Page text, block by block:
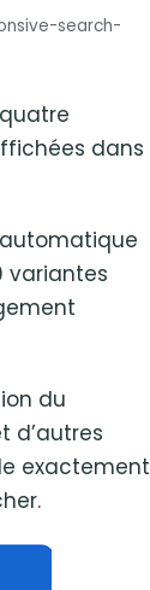
search-
dans
automatique
variantes
du
d’autres
exactement